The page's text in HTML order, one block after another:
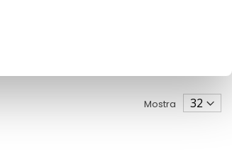
Mostra